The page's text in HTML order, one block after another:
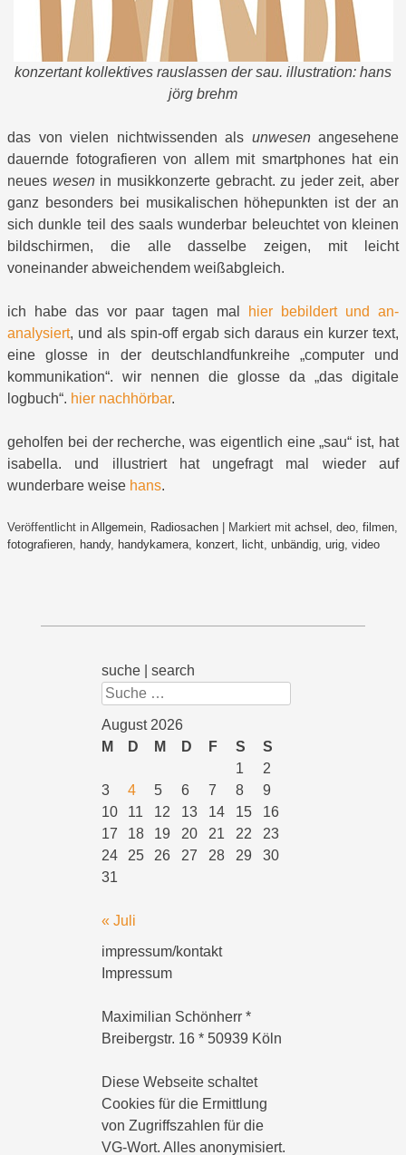
konzertant kollektives rauslassen der sau. illustration: hans
jörg brehm
das von vielen nichtwissenden als unwesenangesehene
dauernde fotografieren von allem mit smartphones hat ein
neues wesenin musikkonzerte gebracht. zu jeder zeit, aber
ganz besonders bei musikalischen höhepunkten ist der an
sich dunkle teil des saals wunderbar beleuchtet von kleinen
bildschirmen, die alle dasselbe zeigen, mit leicht
voneinander abweichendem weißabgleich.
ich habe das vor paar tagen mal
hier bebildert und an-
analysiert, und als spin-off ergab sich daraus ein kurzer text,
eine glosse in der deutschlandfunkreihe „computer und
kommunikation“. wir nennen die glosse da „das digitale
logbuch“. hier nachhörbar.
geholfen bei der recherche, was eigentlich eine „sau“ ist, hat
isabella. und illustriert hat ungefragt mal wieder auf
wunderbare weise hans.
Veröffentlicht in Allgemein, Radiosachen Markiert mit achsel , deo, filmen,
fotografieren, handy, handykamera, konzert, licht, unbändig, urig, video
suche | search
Suchen
August 2026
M
D M D F S
S
1
2
3
4 5 6 7 8
9
10
11 12 13 14 15
16
17
18 19 20 21 22
23
24
25 26 27 28 29
30
31
« Juli
impressum/kontakt
Impressum
Maximilian Schönherr *
Breibergstr. 16 * 50939 Köln
Diese Webseite schaltet
Cookies für die Ermittlung
von Zugriffszahlen für die
VG-Wort. Alles anonymisiert.